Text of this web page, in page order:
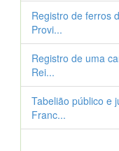
Registro de ferros
Provi...
Registro de uma
Rei...
Tabelião público e
Franc...